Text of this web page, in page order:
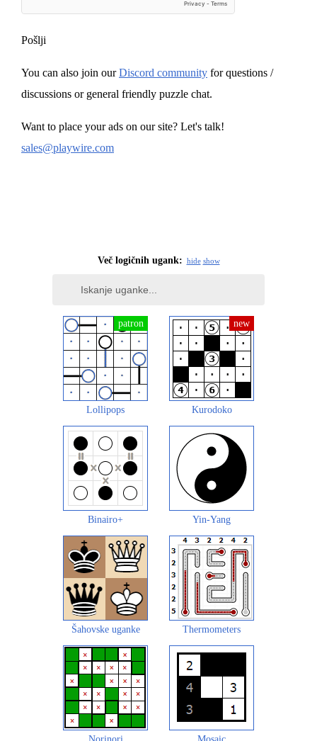
Pošlji
You can also join ourDiscord community for questions /
discussions or general friendly puzzle chat.
Want to place your ads on our site? Let's talk!
sales@playwire.com
Več logičnih ugank: hide show
Lollipops Kurodoko
Binairo+ Yin-Yang
Šahovske uganke Thermometers